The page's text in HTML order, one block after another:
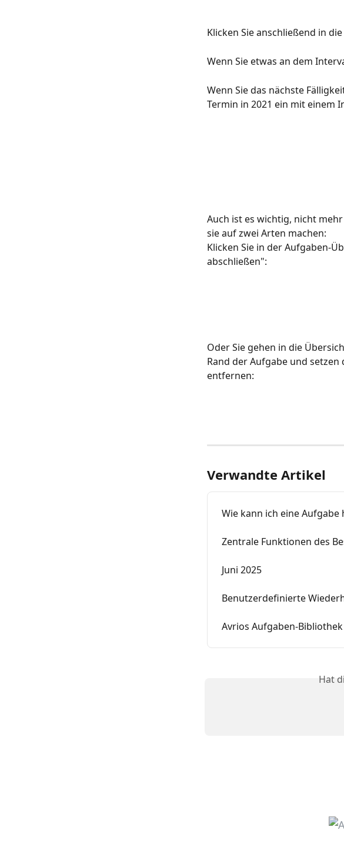
Klicken Sie anschließend in
Wenn Sie etwas an dem
Wenn Sie das nächste
Termin in 2021 ein mit einem
Auch ist es wichtig, nicht
sie auf zwei Arten machen:
Klicken Sie in der Aufgaben-
abschließen":
Oder Sie gehen in die
Rand der Aufgabe und
entfernen:
Verwandte Artikel
Wie kann ich eine Aufgabe
Zentrale Funktionen des
Juni 2025
Benutzerdefinierte
Avrios Aufgaben-
Hat